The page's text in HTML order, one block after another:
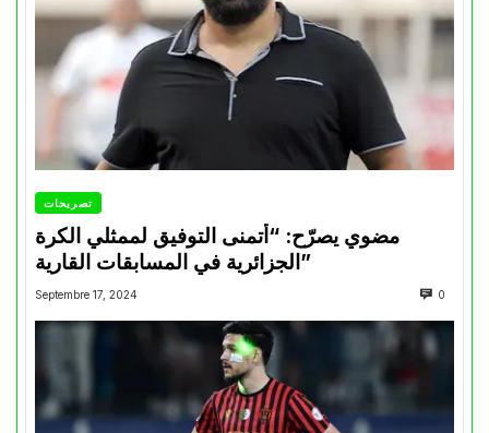
تصريحات
مضوي يصرّح: “أتمنى التوفيق لممثلي الكرة
الجزائرية في المسابقات القارية”
Septembre 17, 2024 0